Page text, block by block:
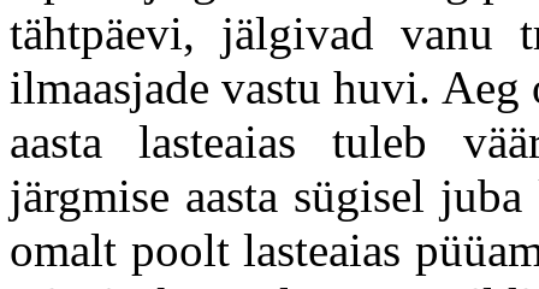
tähtpäevi, jälgivad vanu
ilmaasjade vastu huvi. Aeg
aasta lasteaias tuleb
järgmise aasta sügisel
omalt poolt lasteaias